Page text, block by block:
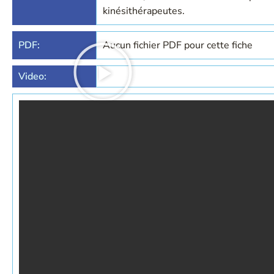
kinésithérapeutes.
PDF: Aucun fichier PDF pour cette fiche
Video: